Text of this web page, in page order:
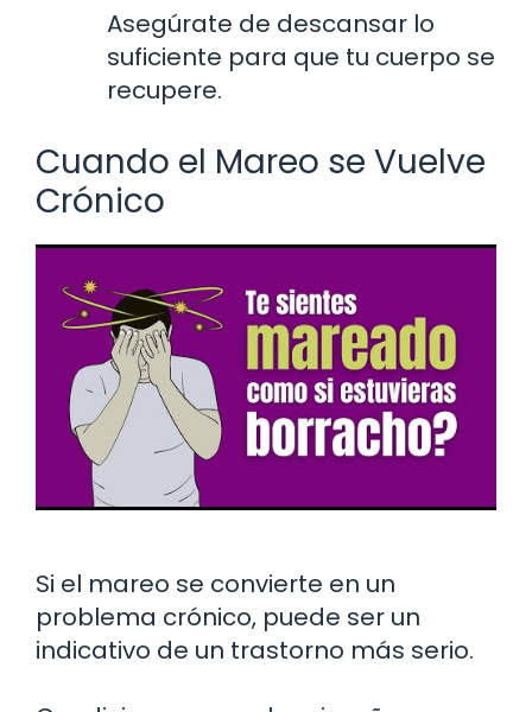
Asegúrate de descansar lo
suficiente para que tu cuerpo se
recupere.
Cuando el Mareo se Vuelve
Crónico
Si el mareo se convierte en un
problema crónico, puede ser un
indicativo de un trastorno más serio.